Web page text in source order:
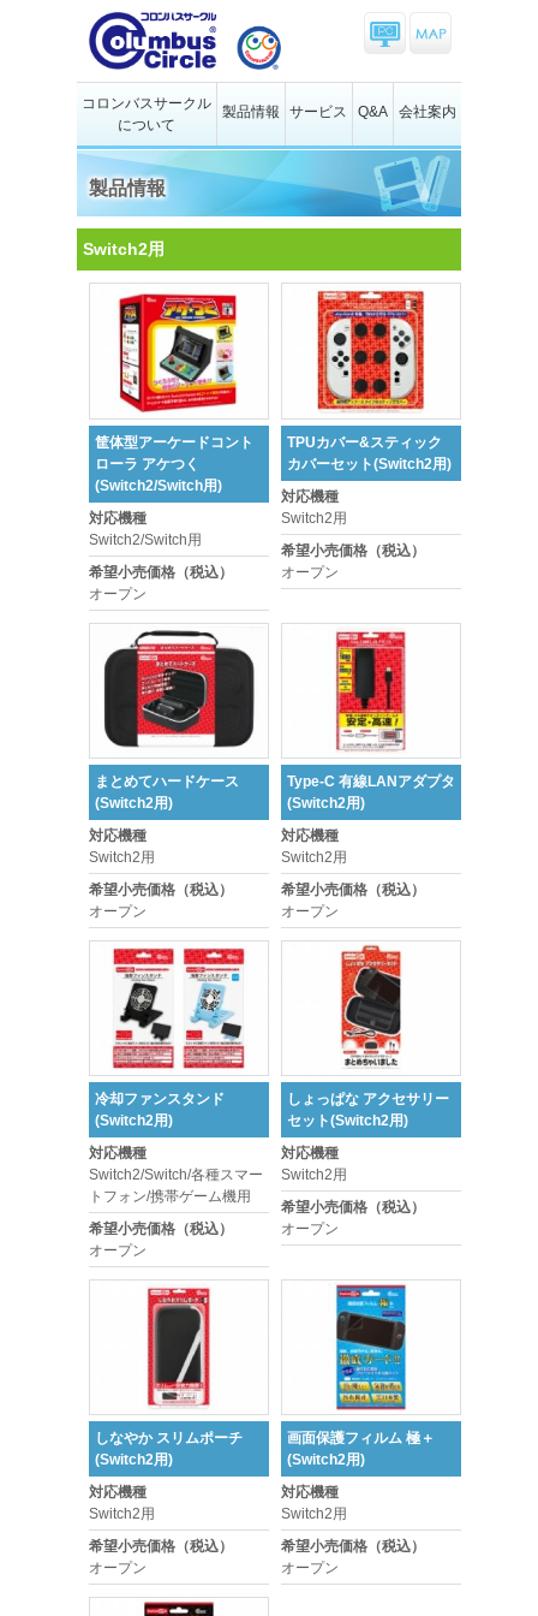
コロンバスサークル
について
製品情報 サービス Q&A 会社案内
製品情報
Switch2用
筐体型アーケードコント
ローラ アケつく
(Switch2/Switch用)
対応機種
Switch2/Switch用
希望小売価格（税込）
オープン
TPUカバー&スティック
カバーセット(Switch2用)
対応機種
Switch2用
希望小売価格（税込）
オープン
まとめてハードケース
(Switch2用)
対応機種
Switch2用
希望小売価格（税込）
オープン
Type-C 有線LANアダプタ
(Switch2用)
対応機種
Switch2用
希望小売価格（税込）
オープン
冷却ファンスタンド
(Switch2用)
対応機種
Switch2/Switch/各種スマー
トフォン/携帯ゲーム機用
希望小売価格（税込）
オープン
しょっぱな アクセサリー
セット(Switch2用)
対応機種
Switch2用
希望小売価格（税込）
オープン
しなやか スリムポーチ
(Switch2用)
対応機種
Switch2用
希望小売価格（税込）
オープン
画面保護フィルム 極＋
(Switch2用)
対応機種
Switch2用
希望小売価格（税込）
オープン